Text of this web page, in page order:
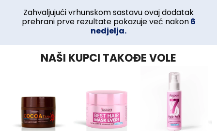
Zahvaljujući vrhunskom sastavu ovaj dodatak
prehrani prve rezultate pokazuje već nakon6
nedjelja.
NAŠI KUPCI TAKOĐE VOLE